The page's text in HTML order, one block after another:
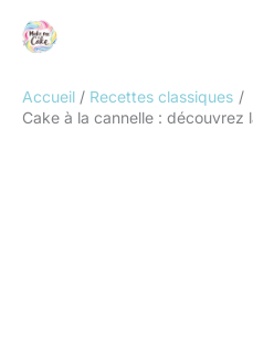
Accueil
Recettes classiques
Cake à la cannelle : découvrez